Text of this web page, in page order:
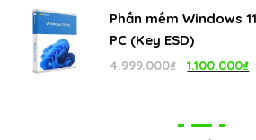
Phần mềm Windows
PC (Key ESD)
4.999.000₫
Giá
1.100.000₫